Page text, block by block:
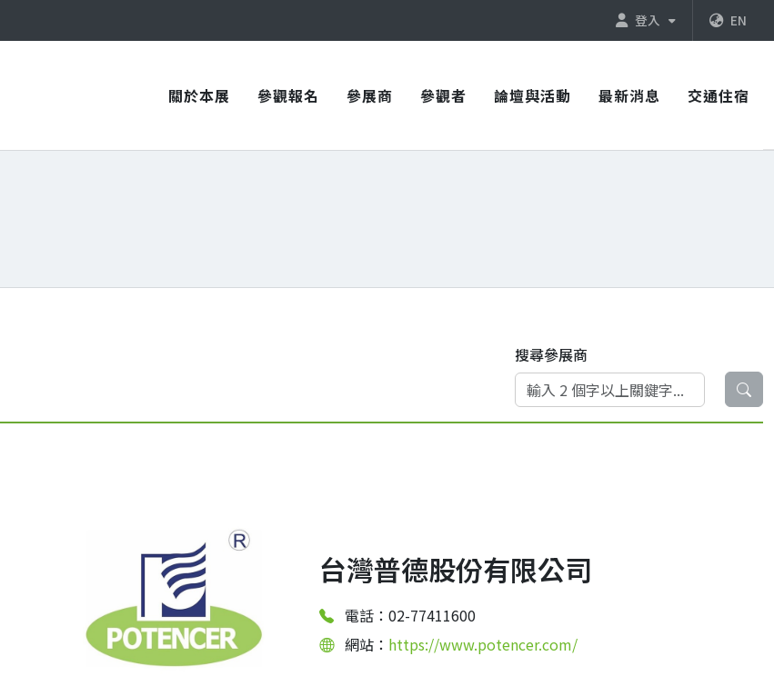
登入 EN
關於本展 參觀報名 參展商 參觀者 論壇與活動 最新消息 交通住宿
搜尋參展商
台灣普德股份有限公司
電話：02-77411600
網站： https://www.potencer.com/